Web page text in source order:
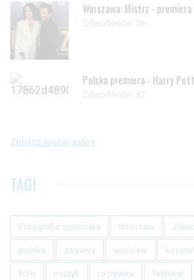
Warszawa: Mistrz -
Zdjęc/filmów: 26
Polska premiera - Harry
Zdjęc/filmów: 82
Zobacz więcej galerii
TAGI
Fotografia sportowa Wrocław
polska zabawa wroclaw
foto muzyk rozrywka festiwal